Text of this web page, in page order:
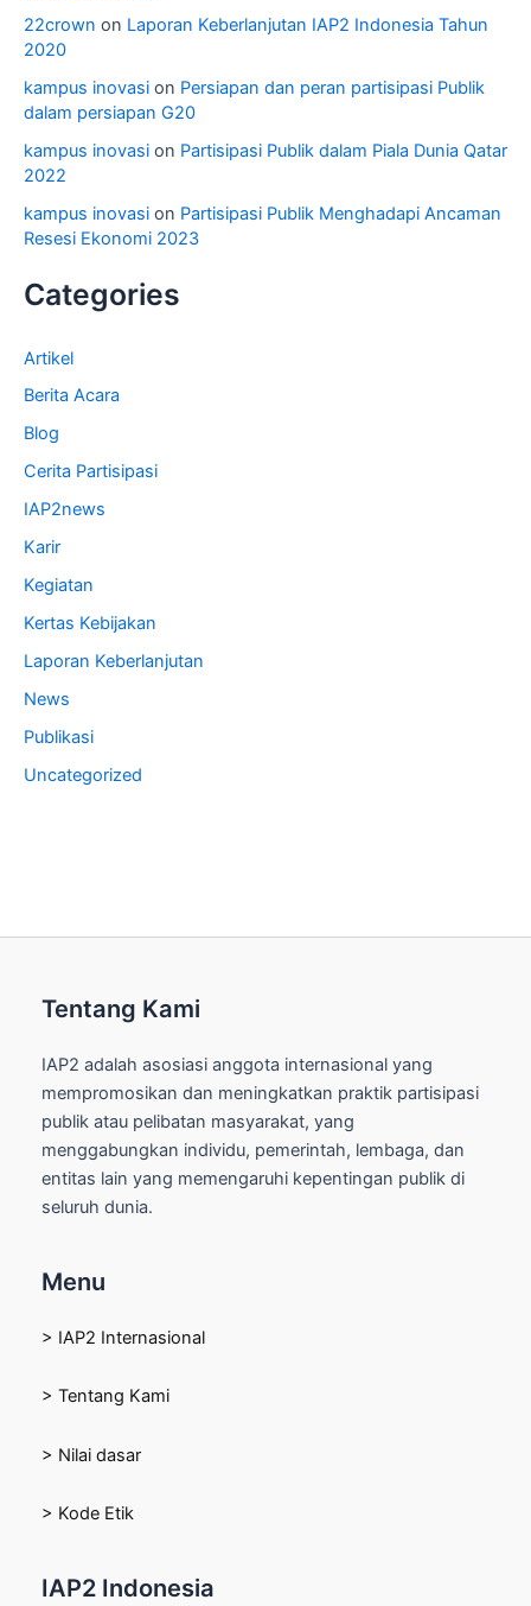
22crown on Laporan Keberlanjutan IAP2 Indonesia Tahun
2020
kampus inovasi on Persiapan dan peran partisipasi Publik
dalam persiapan G20
kampus inovasi on Partisipasi Publik dalam Piala Dunia Qatar
2022
kampus inovasi on Partisipasi Publik Menghadapi Ancaman
Resesi Ekonomi 2023
Categories
Artikel
Berita Acara
Blog
Cerita Partisipasi
IAP2news
Karir
Kegiatan
Kertas Kebijakan
Laporan Keberlanjutan
News
Publikasi
Uncategorized
Tentang Kami
IAP2 adalah asosiasi anggota internasional yang
mempromosikan dan meningkatkan praktik partisipasi
publik atau pelibatan masyarakat, yang
menggabungkan individu, pemerintah, lembaga, dan
entitas lain yang memengaruhi kepentingan publik di
seluruh dunia.
Menu
> IAP2 Internasional
> Tentang Kami
> Nilai dasar
> Kode Etik
IAP2 Indonesia